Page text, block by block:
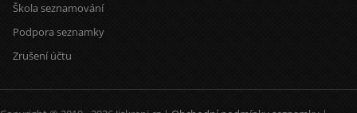
Škola seznamování
Podpora seznamky
Zrušení účtu